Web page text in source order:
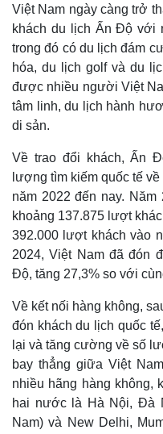
Việt Nam ngày càng trở
khách du lịch Ấn Độ với
trong đó có du lịch đám
hóa, du lịch golf và du
được nhiều người Việt
tâm linh, du lịch hành
di sản.
Về trao đổi khách, Ấn
lượng tìm kiếm quốc tế
năm 2022 đến nay.
khoảng 137.875 lượt
392.000 lượt khách vào
2024, Việt Nam đã đón
Độ, tăng 27,3% so với
Về kết nối hàng không,
đón khách du lịch quốc
lại và tăng cường về số
bay thẳng giữa Việt
nhiều hãng hàng không,
hai nước là Hà Nội, Đà
Nam) và New Delhi,